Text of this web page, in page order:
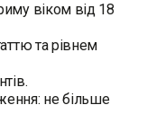
віком від 18
та рівнем
не більше